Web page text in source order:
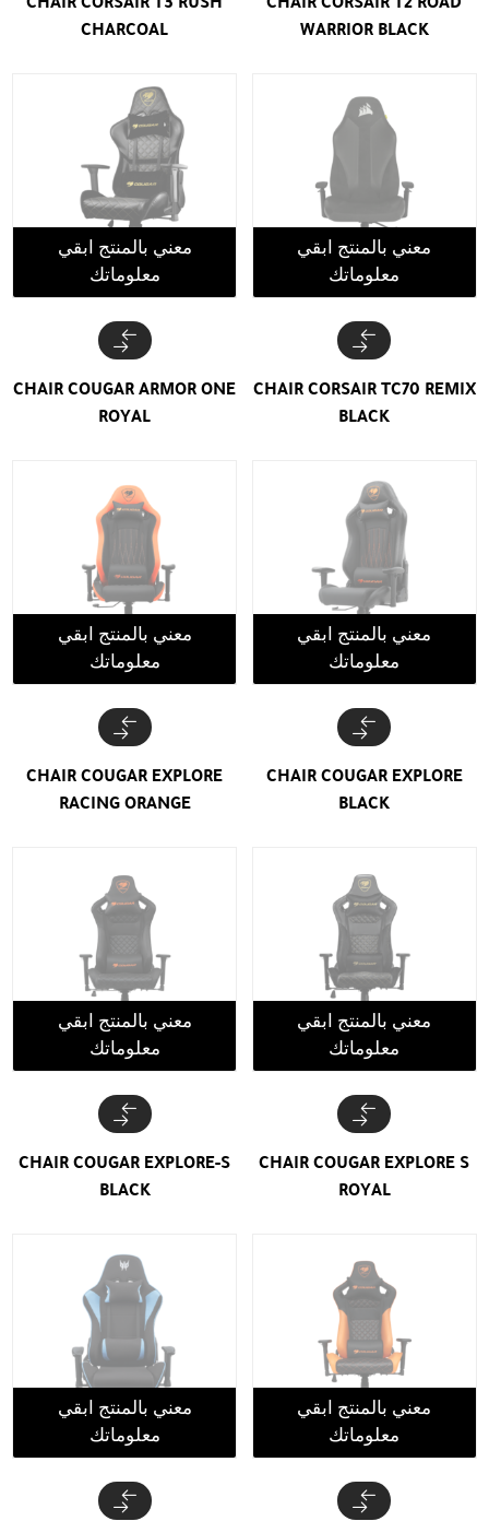
WARRIOR BLACK
CHARCOAL
معني بالمنتج ابقي
معلوماتك
CHAIR CORSAIR TC70 REMIX
BLACK
معني بالمنتج ابقي
معلوماتك
CHAIR COUGAR ARMOR ONE
ROYAL
معني بالمنتج ابقي
معلوماتك
CHAIR COUGAR EXPLORE
BLACK
معني بالمنتج ابقي
معلوماتك
CHAIR COUGAR EXPLORE
RACING ORANGE
معني بالمنتج ابقي
معلوماتك
CHAIR COUGAR EXPLORE S
ROYAL
معني بالمنتج ابقي
معلوماتك
CHAIR COUGAR EXPLORE-S
BLACK
معني بالمنتج ابقي
معلوماتك
معني بالمنتج ابقي
معلوماتك